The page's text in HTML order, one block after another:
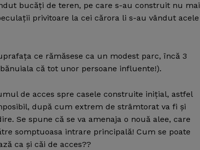
bucăţi de teren, pe care s-au construit nu mai
privitoare la cei cărora li s-au vândut acele
ce rămăsese ca un modest parc, încă 3
că tot unor persoane influente!).
de acces spre casele construite iniţial, astfel
după cum extrem de strâmtorat va fi şi
Se spune că se va amenaja o nouă alee, care
somptuoasa intrare principală! Cum se poate
ca şi căi de acces??